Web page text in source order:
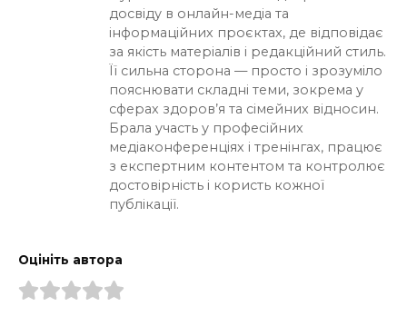
досвіду в онлайн-медіа та
інформаційних проєктах, де відповідає
за якість матеріалів і редакційний стиль.
Її сильна сторона — просто і зрозуміло
пояснювати складні теми, зокрема у
сферах здоров’я та сімейних відносин.
Брала участь у професійних
медіаконференціях і тренінгах, працює
з експертним контентом та контролює
достовірність і користь кожної
публікації.
Оцініть автора